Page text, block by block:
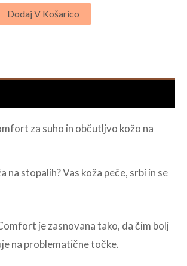
Dodaj V Košarico
za suho in občutljvo kožo na
na stopalih? Vas koža peče, srbi in se
je zasnovana tako, da čim bolj
na problematične točke.